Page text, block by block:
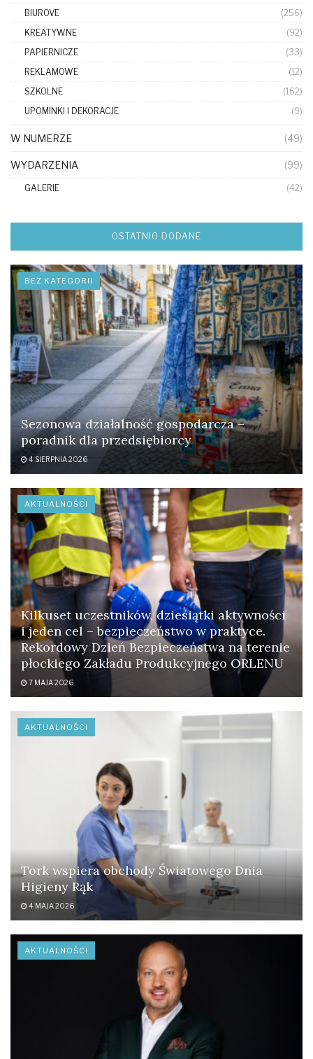
BIUROVE
(256)
KREATYWNE
(92)
PAPIERNICZE
(33)
REKLAMOWE
(12)
SZKOLNE
(162)
UPOMINKI I DEKORACJE
(9)
W NUMERZE (49)
WYDARZENIA (99)
GALERIE (42)
OSTATNIO DODANE
BEZ KATEGORII
Sezonowa działalność gospodarcza –
poradnik dla przedsiębiorcy
4 SIERPNIA 2026
AKTUALNOŚCI
Kilkuset uczestników, dziesiątki aktywności
i jeden cel – bezpieczeństwo w praktyce.
Rekordowy Dzień Bezpieczeństwa na terenie
płockiego Zakładu Produkcyjnego ORLENU
7 MAJA 2026
AKTUALNOŚCI
Tork wspiera obchody Światowego Dnia
Higieny Rąk
4 MAJA 2026
AKTUALNOŚCI